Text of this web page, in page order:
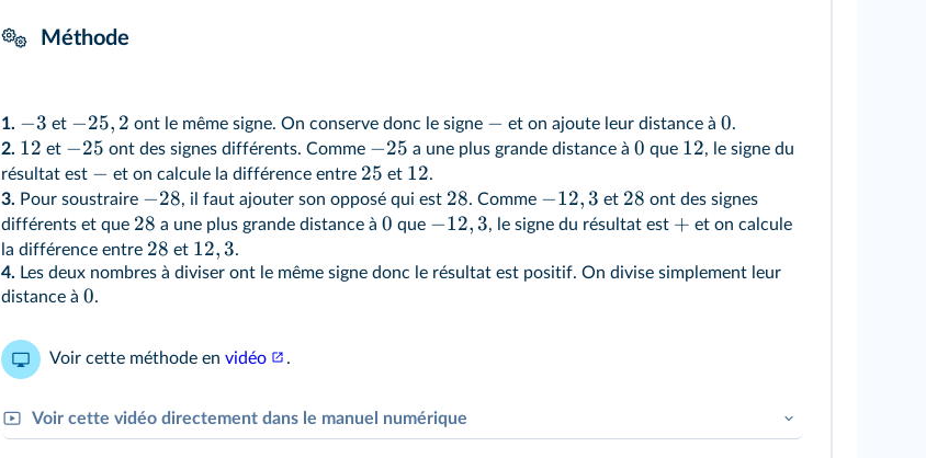
Méthode
1. −3 et −25, 2 ont le même signe. On conserve donc le signe − et on ajoute leur distance à0.
2. 12 et −25 ont des signes différents. Comme −25 a une plus grande distance à 0 que 12, le signe du
résultat est − et on calcule la différence entre 25 et 12.
3. Pour soustraire −28, il faut ajouter son opposé qui est 28. Comme −12,3 et 28 ont des signes
différents et que 28 a une plus grande distance à 0 que −12,3, le signe du résultat est + et on calcule
la différence entre 28 et 12,3.
4. Les deux nombres à diviser ont le même signe donc le résultat est positif. On divise simplement leur
distance à 0.
Voir cette méthode en vidéo .
Voir cette vidéo directement dans le manuel numérique